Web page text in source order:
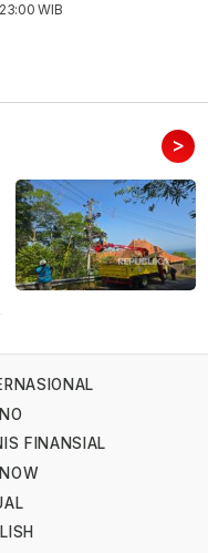
23:00 WIB
>
FINANSIAL